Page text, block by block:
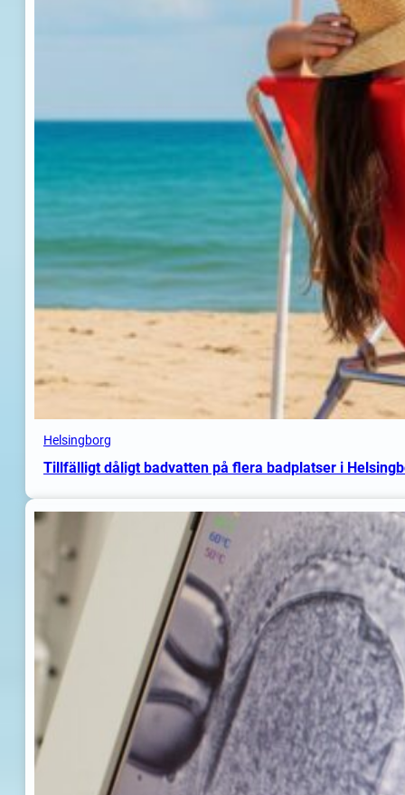
Helsingborg
Tillfälligt dåligt badvatten på flera badplatser i